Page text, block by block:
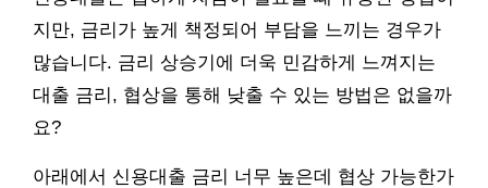
지만, 금리가 높게 책정되어 부담을 느끼는 경우가
많습니다. 금리 상승기에 더욱 민감하게 느껴지는
대출 금리, 협상을 통해 낮출 수 있는 방법은 없을까
요?
아래에서 신용대출 금리 너무 높은데 협상 가능한가